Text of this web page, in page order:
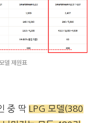
델 제원표
중 딱
LPG 모델(380